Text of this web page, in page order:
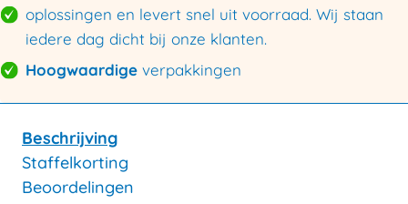
oplossingen en levert snel uit voorraad. Wij staan
iedere dag dicht bij onze klanten.
Hoogwaardige verpakkingen
Beschrijving
Staffelkorting
Beoordelingen